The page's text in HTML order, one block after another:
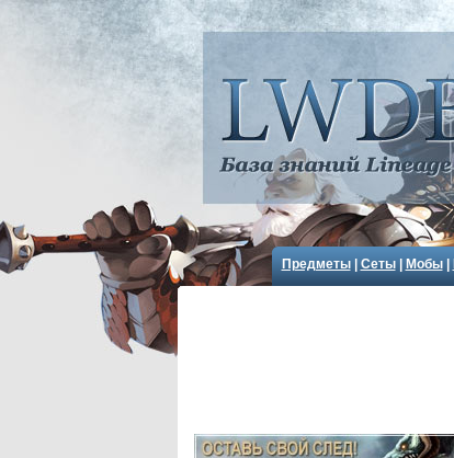
Предметы| Сеты| Мобы|